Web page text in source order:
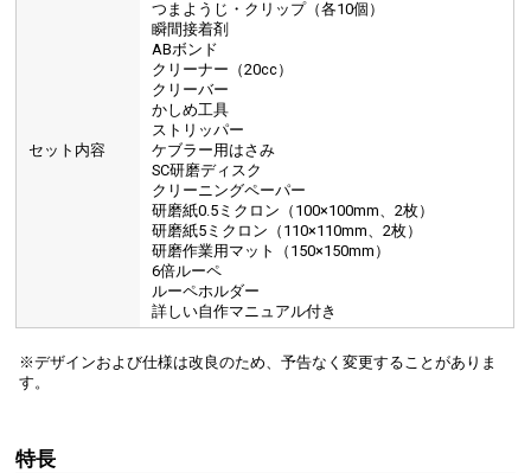
セット内容
つまようじ・クリップ（各10個）
瞬間接着剤
ABボンド
クリーナー（20cc）
クリーバー
かしめ工具
ストリッパー
ケブラー用はさみ
SC研磨ディスク
クリーニングペーパー
研磨紙0.5ミクロン（100×100mm、2枚）
研磨紙5ミクロン（110×110mm、2枚）
研磨作業用マット（150×150mm）
6倍ルーペ
ルーペホルダー
詳しい自作マニュアル付き
※デザインおよび仕様は改良のため、予告なく変更することがありま
す。
特長